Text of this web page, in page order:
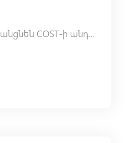
«Այբ»-ում պրակտիկա կանցնեն COST-ի անդամ համալսարանների ուսանողները